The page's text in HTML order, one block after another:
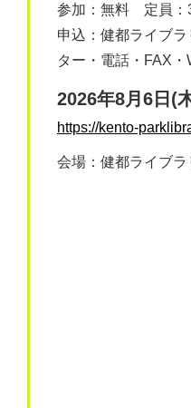
参加：無料 定員：
申込：健都ライブ
ター・電話・FAX・
2026年8月6日(
https://kento-
会場：健都ライブ